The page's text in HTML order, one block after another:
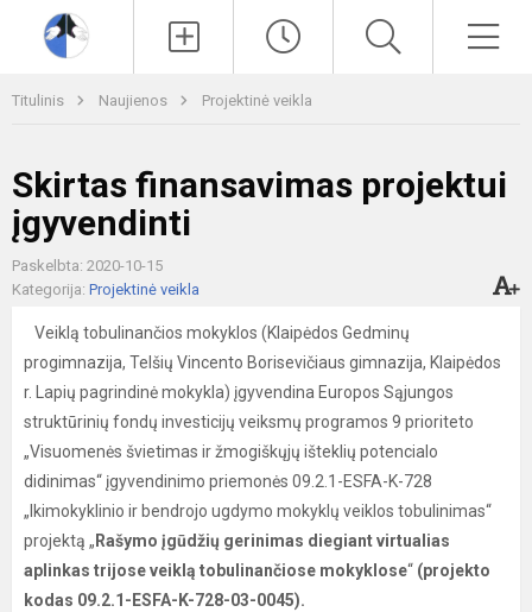
Titulinis Naujienos Projektinė veikla
Skirtas finansavimas projektui
įgyvendinti
Paskelbta: 2020-10-15
Kategorija: Projektinė veikla
Veiklą tobulinančios mokyklos (Klaipėdos Gedminų
progimnazija, Telšių Vincento Borisevičiaus gimnazija, Klaipėdos
r. Lapių pagrindinė mokykla) įgyvendina Europos Sąjungos
struktūrinių fondų investicijų veiksmų programos 9 prioriteto
„Visuomenės švietimas ir žmogiškųjų išteklių potencialo
didinimas“ įgyvendinimo priemonės 09.2.1-ESFA-K-728
„Ikimokyklinio ir bendrojo ugdymo mokyklų veiklos tobulinimas“
projektą „ Rašymo įgūdžių gerinimas diegiant virtualias
aplinkas trijose veiklą tobulinančiose mokyklose“ (projekto
kodas 09.2.1-ESFA-K-728-03-0045).